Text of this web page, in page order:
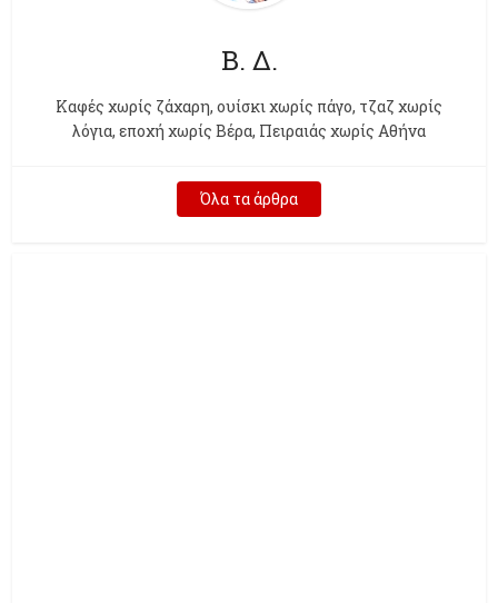
Β. Δ.
Kαφές χωρίς ζάχαρη, ουίσκι χωρίς πάγο, τζαζ χωρίς
λόγια, εποχή χωρίς Βέρα, Πειραιάς χωρίς Αθήνα
Όλα τα άρθρα